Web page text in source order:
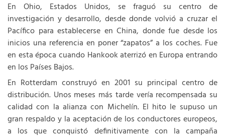
En Ohio, Estados Unidos, se fraguó su centro de
investigación y desarrollo, desde donde volvió a cruzar el
Pacífico para establecerse en China, donde fue desde los
inicios una referencia en poner “zapatos” a los coches. Fue
en esta época cuando Hankook aterrizó en Europa entrando
en los Países Bajos.
En Rotterdam construyó en 2001 su principal centro de
distribución. Unos meses más tarde vería recompensada su
calidad con la alianza con Michelín. El hito le supuso un
gran respaldo y la aceptación de los conductores europeos,
a los que conquistó definitivamente con la campaña